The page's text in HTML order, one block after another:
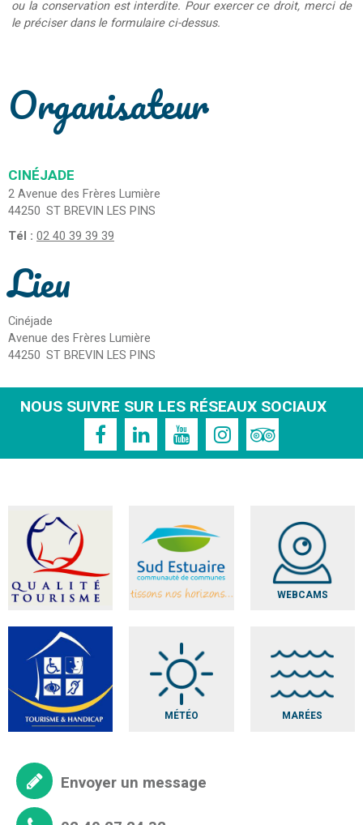
ou la conservation est interdite. Pour exercer ce droit, merci de
le préciser dans le formulaire ci-dessus.
Organisateur
CINÉJADE
2 Avenue des Frères Lumière
44250 ST BREVIN LES PINS
Tél : 02 40 39 39 39
Lieu
Cinéjade
Avenue des Frères Lumière
44250 ST BREVIN LES PINS
NOUS SUIVRE SUR LES RÉSEAUX SOCIAUX
WEBCAMS
MÉTÉO MARÉES
Envoyer un message